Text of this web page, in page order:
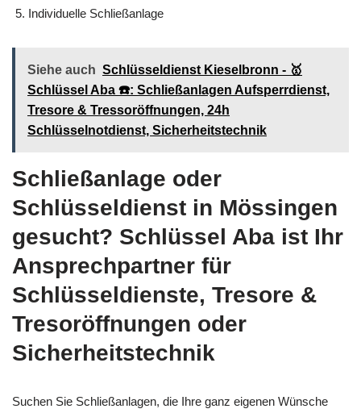
Individuelle Schließanlage
Siehe auch Schlüsseldienst Kieselbronn - 🥇
Schlüssel Aba ☎️: Schließanlagen Aufsperrdienst,
Tresore & Tressoröffnungen, 24h
Schlüsselnotdienst, Sicherheitstechnik
Schließanlage oder
Schlüsseldienst in Mössingen
gesucht? Schlüssel Aba ist Ihr
Ansprechpartner für
Schlüsseldienste, Tresore &
Tresoröffnungen oder
Sicherheitstechnik
Suchen Sie Schließanlagen, die Ihre ganz eigenen Wünsche